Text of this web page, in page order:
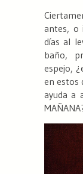
antes, o
días al
baño,
espejo,
en estos
ayuda a